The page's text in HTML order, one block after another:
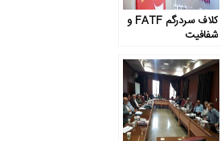
کلاف سردرگم FATF و
شفافیت